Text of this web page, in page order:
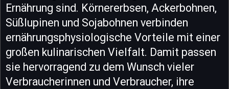
Ernährung sind. Körnererbsen, Ackerbohnen,
Süßlupinen und Sojabohnen verbinden
ernährungsphysiologische Vorteile mit einer
großen kulinarischen Vielfalt. Damit passen
sie hervorragend zu dem Wunsch vieler
Verbraucherinnen und Verbraucher, ihre